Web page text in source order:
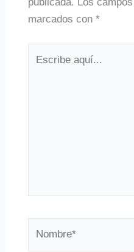
marcados con *